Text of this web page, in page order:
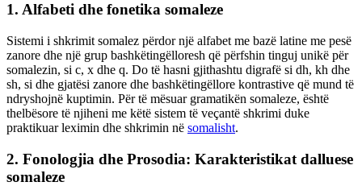
1. Alfabeti dhe fonetika somaleze
Sistemi i shkrimit somalez përdor një alfabet me bazë latine me pesë
zanore dhe një grup bashkëtingëlloresh që përfshin tinguj unikë për
somalezin, si c, x dhe q. Do të hasni gjithashtu digrafë si dh, kh dhe
sh, si dhe gjatësi zanore dhe bashkëtingëllore kontrastive që mund të
ndryshojnë kuptimin. Për të mësuar gramatikën somaleze, është
thelbësore të njiheni me këtë sistem të veçantë shkrimi duke
praktikuar leximin dhe shkrimin në somalisht.
2. Fonologjia dhe Prosodia: Karakteristikat dalluese
somaleze